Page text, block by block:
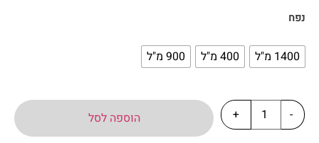
נפח
1400 מ"ל 400 מ"ל 900 מ"ל
-
+
הוספה לסל